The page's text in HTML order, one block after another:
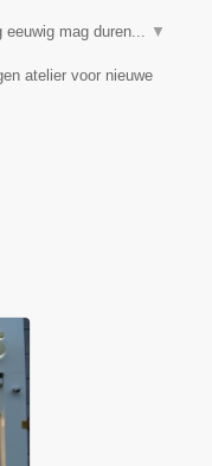
mag duren... ▼
atelier voor nieuwe